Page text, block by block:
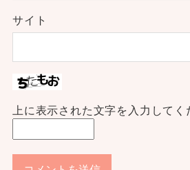
サイト
上に表示された文字を入力してく